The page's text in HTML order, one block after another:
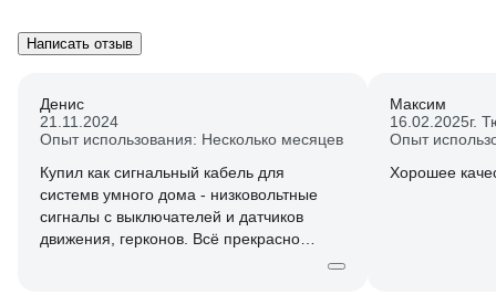
Написать отзыв
Денис
21.11.2024
Опыт использования: Несколько месяцев
Купил как сигнальный кабель для
системв умного дома - низковольтные
сигналы с выключателей и датчиков
движения, герконов. Всё прекрасно
Максим
16.02.2025г.
Опыт
Хорошее